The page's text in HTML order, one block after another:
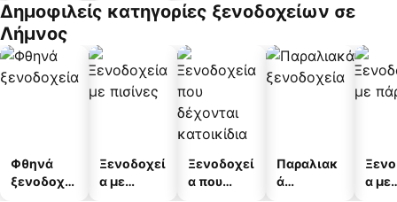
α
άτων
Δημοφιλείς κατηγορίες ξενοδοχείων σε
Λήμνος
Φθηνά
ξενοδοχεί
Ξενοδοχεί
α με
Ξενοδοχεί
α που
Παραλιακ
ά
α με